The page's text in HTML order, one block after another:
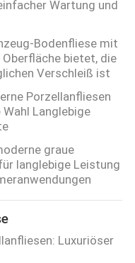
Wartung und
Bodenfliese mit
bietet, die
Verschleiß ist
Porzellanfliesen
Langlebige
graue
langlebige Leistung
Luxuriöser